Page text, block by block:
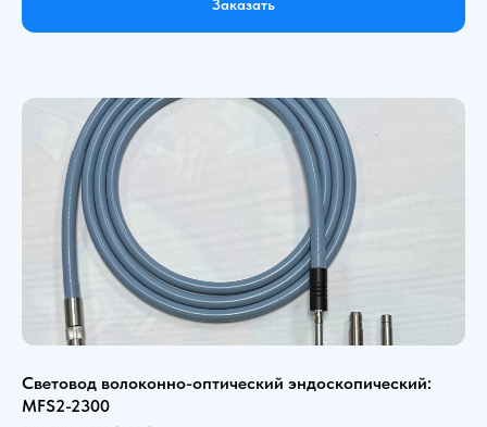
Заказать
Световод волоконно-оптический эндоскопический:
MFS2-2300